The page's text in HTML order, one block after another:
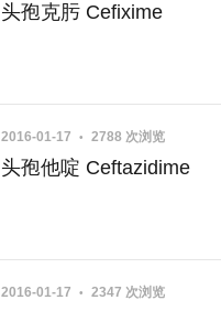
头孢克肟 Cefixime
2016-01-17 2788 次浏览
头孢他啶 Ceftazidime
2016-01-17 2347 次浏览